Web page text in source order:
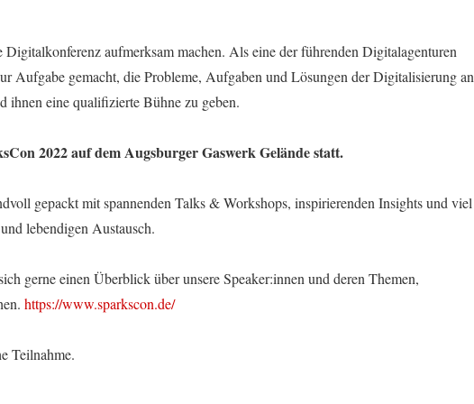
Digitalkonferenz aufmerksam machen. Als eine der führenden Digitalagenturen
Aufgabe gemacht, die Probleme, Aufgaben und Lösungen der Digitalisierung an
ihnen eine qualifizierte Bühne zu geben.
2022 auf dem Augsburger Gaswerk Gelände statt.
gepackt mit spannenden Talks & Workshops, inspirierenden Insights und viel
lebendigen Austausch.
gerne einen Überblick über unsere Speaker:innen und deren Themen,
https://www.sparkscon.de/
Teilnahme.